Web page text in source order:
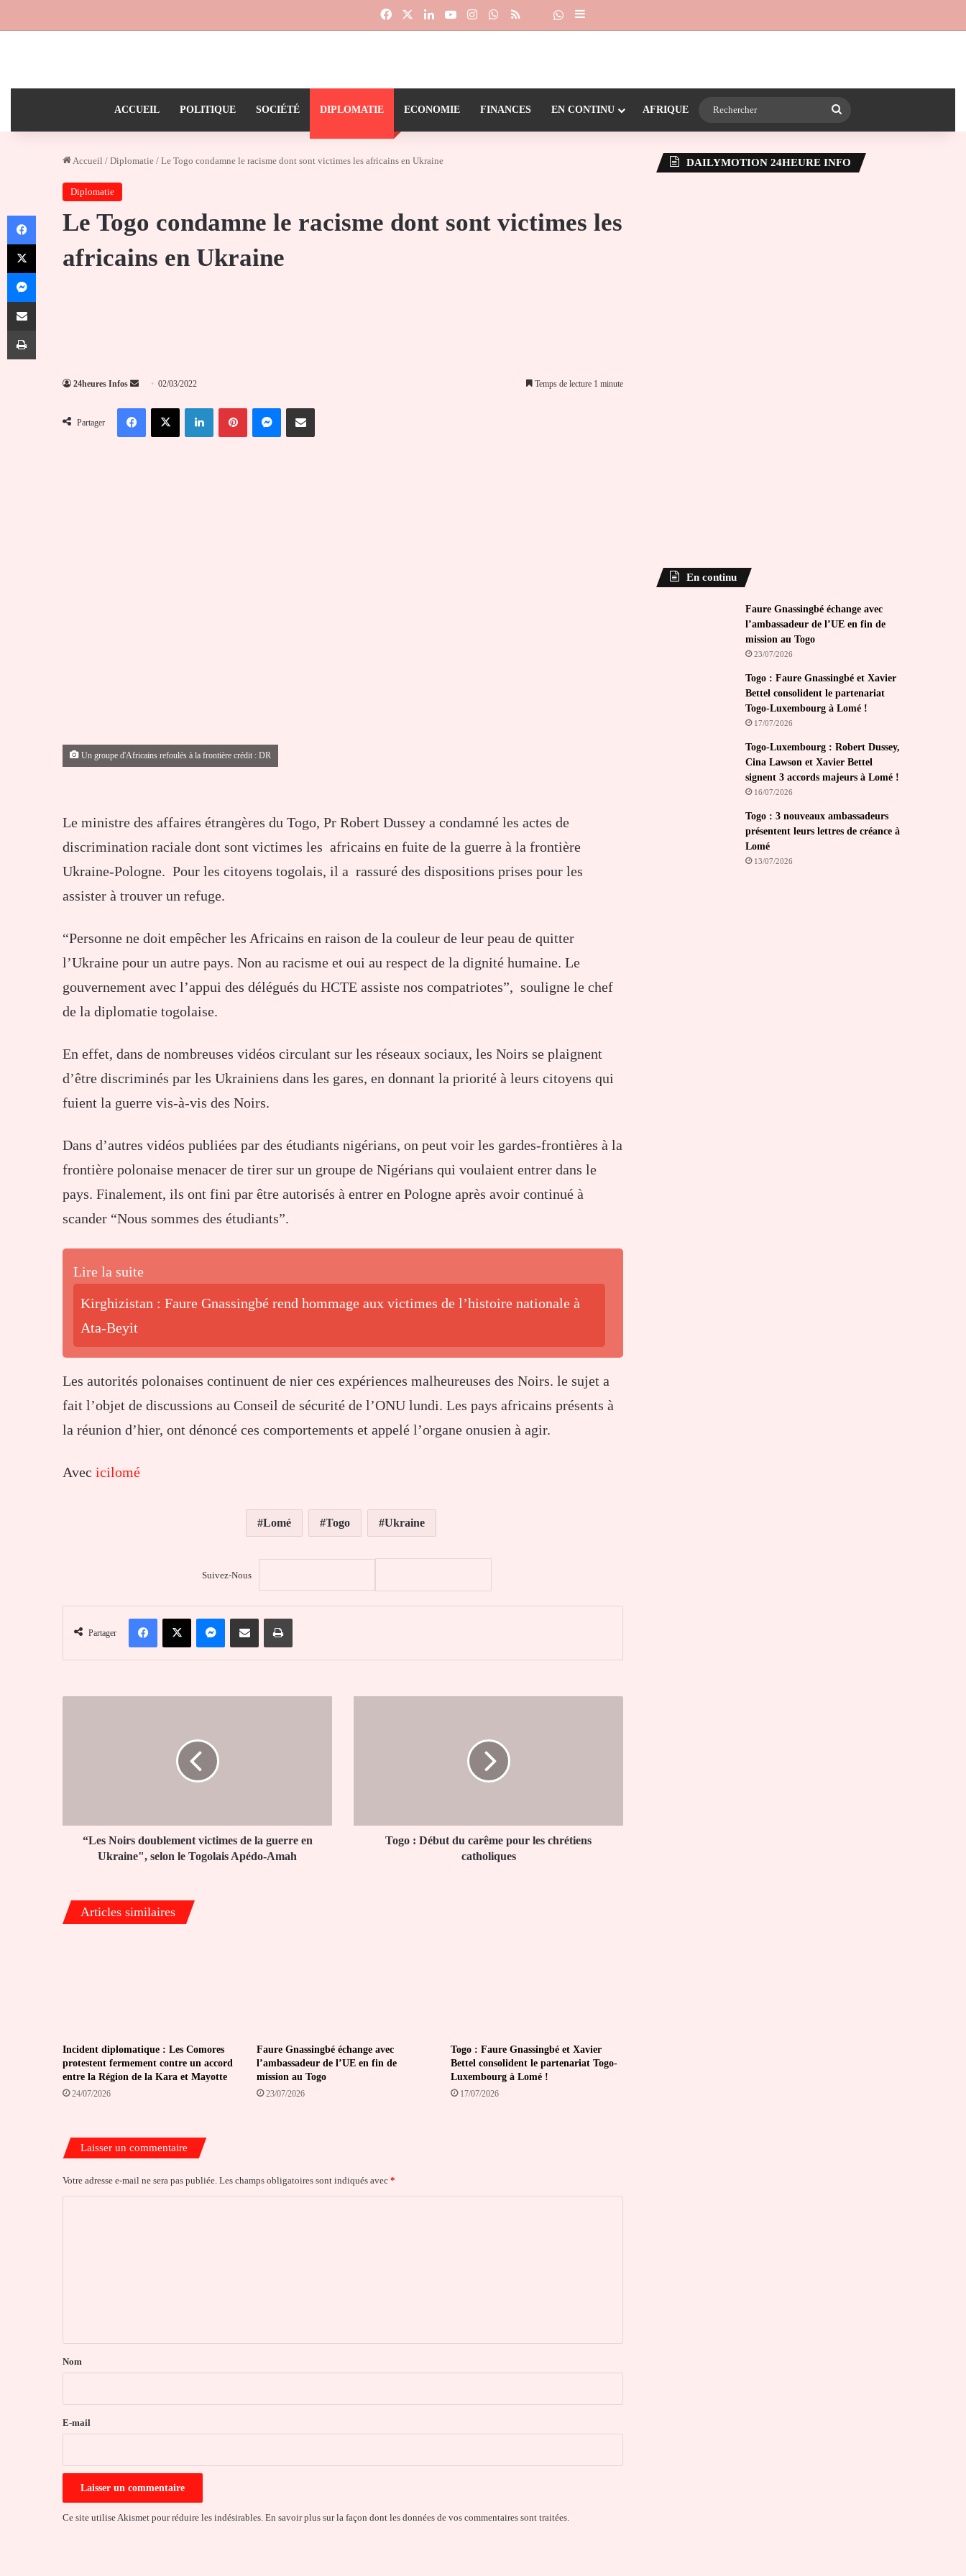
FacebookLinkedinYouTubeInstagramWhatsApp
RSS Dailymotion
Suivre la chaîne 24heureinfo sur WhatsApp
Sidebar (barre latérale)
ACCUEIL POLITIQUE SOCIÉTÉ DIPLOMATIE ECONOMIE FINANCES EN CONTINU AFRIQUE
Accueil / Diplomatie / Le Togo condamne le racisme dont sont victimes les africains en Ukraine
Diplomatie
Le Togo condamne le racisme dont sont victimes les
africains en Ukraine
24heures Infos
Envoyer
courriel
02/03/2022 Temps de lecture 1 minute
Partager
FacebookX LinkedinPinterestMessengerPartager par email
Un groupe d'Africains refoulés à la frontière crédit : DR
Le ministre des affaires étrangères du Togo, Pr Robert Dussey a condamné les actes de
discrimination raciale dont sont victimes les africains en fuite de la guerre à la frontière
Ukraine-Pologne. Pour les citoyens togolais, il a rassuré des dispositions prises pour les
assister à trouver un refuge.
“Personne ne doit empêcher les Africains en raison de la couleur de leur peau de quitter
l’Ukraine pour un autre pays. Non au racisme et oui au respect de la dignité humaine. Le
gouvernement avec l’appui des délégués du HCTE assiste nos compatriotes”, souligne le chef
de la diplomatie togolaise.
En effet, dans de nombreuses vidéos circulant sur les réseaux sociaux, les Noirs se plaignent
d’être discriminés par les Ukrainiens dans les gares, en donnant la priorité à leurs citoyens qui
fuient la guerre vis-à-vis des Noirs.
Dans d’autres vidéos publiées par des étudiants nigérians, on peut voir les gardes-frontières à la
frontière polonaise menacer de tirer sur un groupe de Nigérians qui voulaient entrer dans le
pays. Finalement, ils ont fini par être autorisés à entrer en Pologne après avoir continué à
scander “Nous sommes des étudiants”.
Lire la suite
Kirghizistan : Faure Gnassingbé rend hommage aux victimes de l’histoire nationale à
Ata-Beyit
Les autorités polonaises continuent de nier ces expériences malheureuses des Noirs. le sujet a
fait l’objet de discussions au Conseil de sécurité de l’ONU lundi. Les pays africains présents à
la réunion d’hier, ont dénoncé ces comportements et appelé l’organe onusien à agir.
Avec icilomé
Lomé Togo Ukraine
Suivez-Nous
Partager
FacebookX MessengerPartager par email Imprimer
Ukraine",
Amah
“Les Noirs doublement victimes de la guerre en
Ukraine", selon le Togolais Apédo-Amah
catholiques
Togo : Début du carême pour les chrétiens
catholiques
Articles similaires
Incident diplomatique : Les Comores
protestent fermement contre un accord
entre la Région de la Kara et Mayotte
24/07/2026
Faure Gnassingbé échange avec
l’ambassadeur de l’UE en fin de
mission au Togo
23/07/2026
Togo : Faure Gnassingbé et Xavier
Bettel consolident le partenariat Togo-
Luxembourg à Lomé !
17/07/2026
Laisser un commentaire
Votre adresse e-mail ne sera pas publiée. Les champs obligatoires sont indiqués avec *
a
e
Nom
E-mail
Ce site utilise Akismet pour réduire les indésirables. En savoir plus sur la façon dont les données de vos commentaires sont traitées.
DAILYMOTION 24HEURE INFO
En continu
Faure Gnassingbé échange avec
l’ambassadeur de l’UE en fin de
mission au Togo
23/07/2026
Togo : Faure Gnassingbé et Xavier
Bettel consolident le partenariat
Togo-Luxembourg à Lomé !
17/07/2026
Togo-Luxembourg : Robert Dussey,
Cina Lawson et Xavier Bettel
signent 3 accords majeurs à Lomé !
16/07/2026
Togo : 3 nouveaux ambassadeurs
présentent leurs lettres de créance à
Lomé
13/07/2026
Facebook
X
Messenger
Partager par email